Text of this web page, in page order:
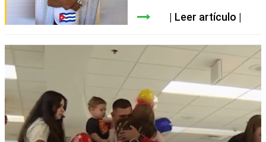
Leer artículo